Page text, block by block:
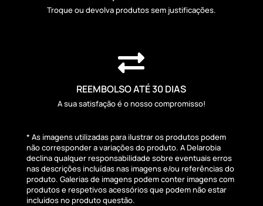
Troque ou devolva produtos sem justificações.

REEMBOLSO ATÉ 30 DIAS
A sua satisfação é o nosso compromisso!
* As imagens utilizadas para ilustrar os produtos podem
não corresponder a variações do produto. A Delarobia
declina qualquer responsabilidade sobre eventuais erros
nas descrições incluídas nas imagens e/ou referências do
produto. Galerias de imagens podem conter imagens com
produtos e respetivos acessórios que podem não estar
incluídos no produto questão.